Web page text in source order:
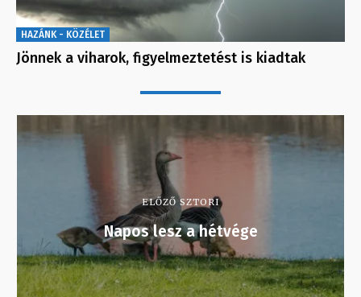
HAZÁNK - KÖZÉLET
Jönnek a viharok, figyelmeztetést is kiadtak
ELŐZŐ SZTORI
Napos lesz a hétvége